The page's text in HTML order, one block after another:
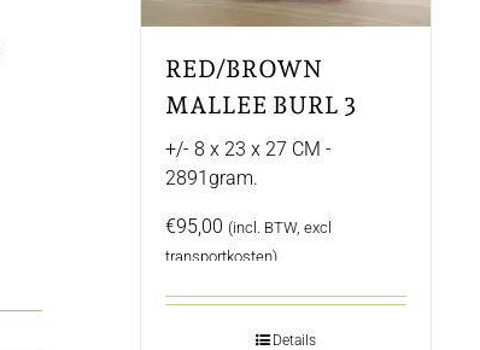
RED/BROWN
MALLEE BURL 3
+/- 8 x 23 x 27 CM -
2891gram.
€95,00 (incl. BTW, excl
transportkosten)
Details